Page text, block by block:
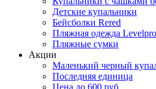
Детские купальники
Бейсболки Rered
Пляжная одежда Levelpro
Пляжные сумки
Акции
Маленький черный
Последняя единица
Цена до 600 руб.